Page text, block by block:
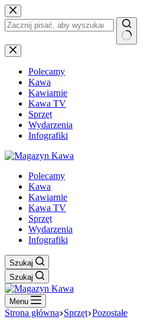
Przejdź
do
treści
Brak
wyników
Polecamy
Kawa
Kawiarnie
Kawa TV
Sprzęt
Wydarzenia
Infografiki
Polecamy
Kawa
Kawiarnie
Kawa TV
Sprzęt
Wydarzenia
Infografiki
Szukaj
Szukaj
Menu
Strona główna Sprzęt Pozostałe